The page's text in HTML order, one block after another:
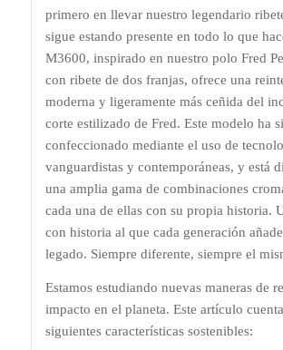
primero en llevar nuestro legendario
sigue estando presente en todo lo que
M3600, inspirado en nuestro polo Fred
con ribete de dos franjas, ofrece una
moderna y ligeramente más ceñida del
corte estilizado de Fred. Este modelo ha
confeccionado mediante el uso de
vanguardistas y contemporáneas, y está
una amplia gama de combinaciones
cada una de ellas con su propia historia.
con historia al que cada generación
legado. Siempre diferente, siempre el
Estamos estudiando nuevas maneras de
impacto en el planeta. Este artículo
siguientes características sostenibles: